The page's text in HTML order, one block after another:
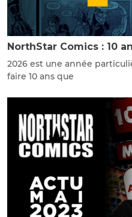
NorthStar Comics : 10
2026 est une année
faire 10 ans que